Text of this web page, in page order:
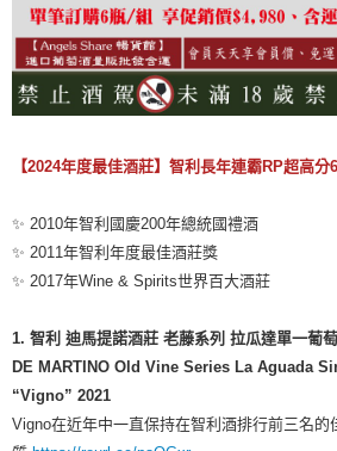
【2024年度最佳酒莊】 智利 長年連霸RP超高分
✨ 2010年智利國慶200年總統國禮酒
✨ 2011年智利年度最佳酒莊獎
✨ 2017年Wine & Spirits世界百大酒莊
1. 智利 迪馬提諾酒莊 老藤系列 拉瓜達單一葡
DE MARTINO Old Vine Series La Aguada
“Vigno” 2021
Vigno在近年中一直保持在智利酒排行前三名